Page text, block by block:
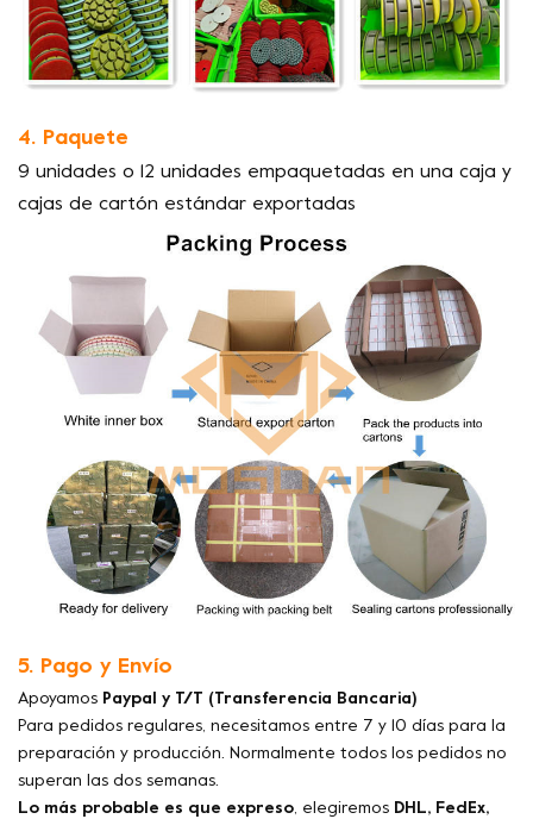
4. Paquete
9 unidades o 12 unidades empaquetadas en una caja y
cajas de cartón estándar exportadas
5. Pago y Envío
Apoyamos Paypal y T/T (Transferencia Bancaria)
Para pedidos regulares, necesitamos entre 7 y 10 días para la
preparación y producción. Normalmente todos los pedidos no
superan las dos semanas.
Lo más probable es que expreso, elegiremos DHL, FedEx,